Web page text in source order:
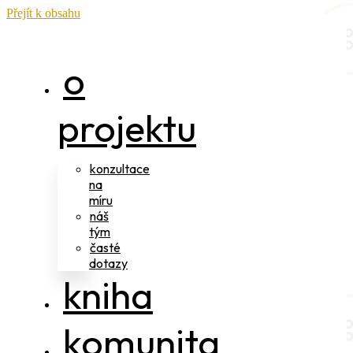
Přejít k obsahu
o
projektu
konzultace
na
míru
náš
tým
časté
dotazy
kniha
komunita